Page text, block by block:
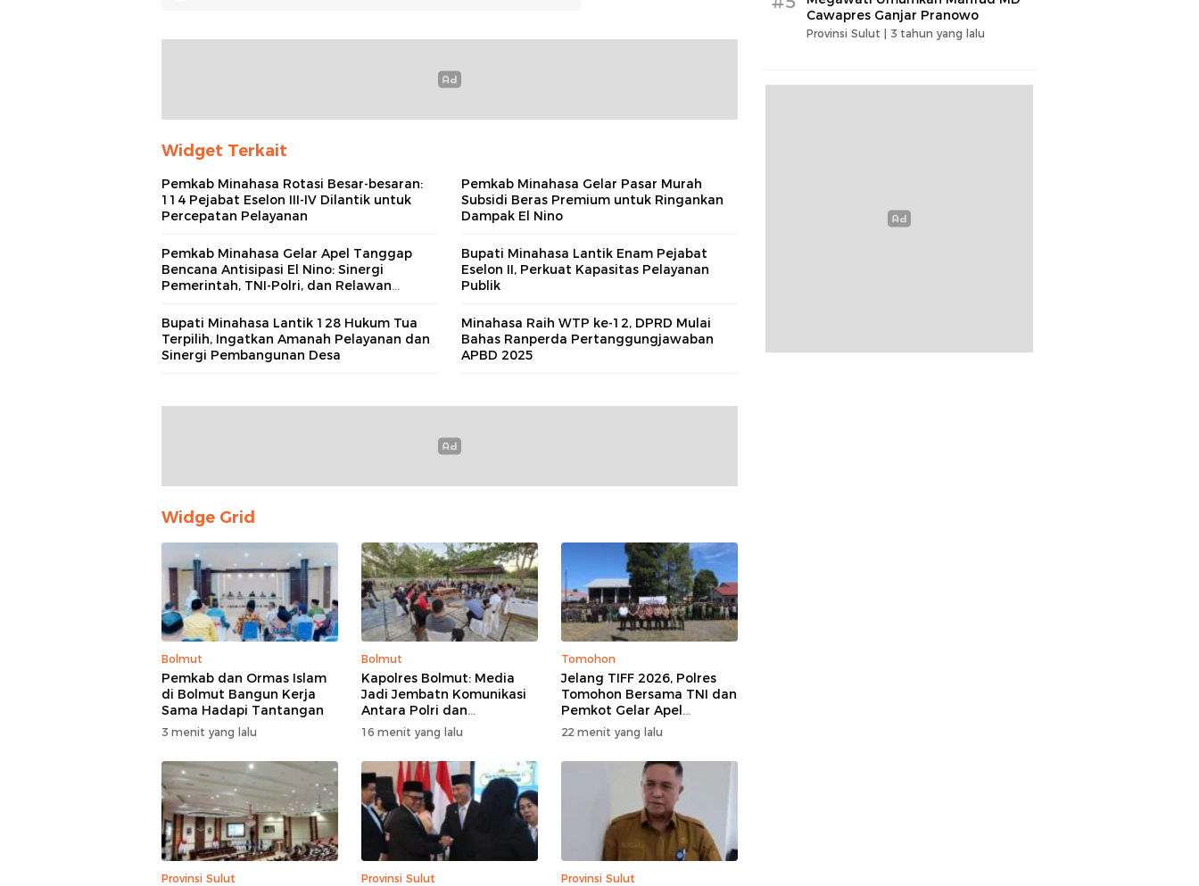
Widget Terkait
Pemkab Minahasa Rotasi Besar-besaran:
114 Pejabat Eselon III-IV Dilantik untuk
Percepatan Pelayanan
Pemkab Minahasa Gelar Pasar Murah
Subsidi Beras Premium untuk Ringankan
Dampak El Nino
Pemkab Minahasa Gelar Apel Tanggap
Bencana Antisipasi El Nino: Sinergi
Pemerintah, TNI-Polri, dan Relawan
Bupati Minahasa Lantik Enam Pejabat
Eselon II, Perkuat Kapasitas Pelayanan
Publik
Bupati Minahasa Lantik 128 Hukum Tua
Terpilih, Ingatkan Amanah Pelayanan dan
Sinergi Pembangunan Desa
Minahasa Raih WTP ke-12, DPRD Mulai
Bahas Ranperda Pertanggungjawaban
APBD 2025
Widge Grid
Bolmut
Pemkab dan Ormas Islam
di Bolmut Bangun Kerja
Sama Hadapi Tantangan
3 menit yang lalu
Bolmut
Kapolres Bolmut: Media
Jadi Jembatn Komunikasi
Antara Polri dan
Masyarakat
16 menit yang lalu
Tomohon
Jelang TIFF 2026, Polres
Tomohon Bersama TNI dan
Pemkot Gelar Apel
Kesiapan Pengamanan
22 menit yang lalu
Provinsi Sulut Provinsi Sulut Provinsi Sulut
Cawapres Ganjar Pranowo
Provinsi Sulut | 3 tahun yang lalu